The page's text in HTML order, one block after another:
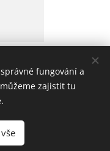
fungování a
zajistit tu